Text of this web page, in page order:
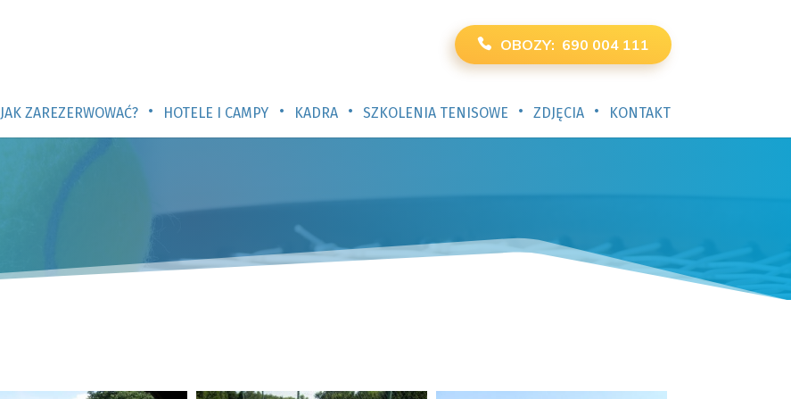
OBOZY: 690 004 111
JAK ZAREZERWOWAĆ? • HOTELE I CAMPY • KADRA • SZKOLENIA TENISOWE • ZDJĘCIA • KONTAKT